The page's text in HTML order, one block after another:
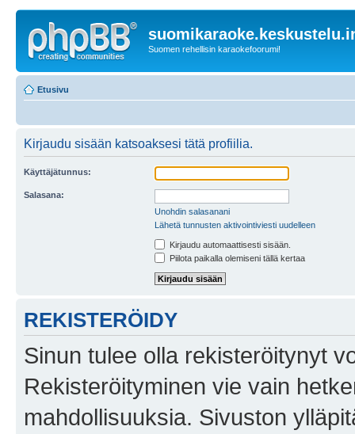
Suomen rehellisin karaokefoorumi!
Etusivu
Kirjaudu sisään katsoaksesi tätä profiilia.
Käyttäjätunnus:
Salasana:
Unohdin salasanani
Lähetä tunnusten aktivointiviesti uudelleen
Kirjaudu automaattisesti sisään.
Piilota paikalla olemiseni tällä kertaa
REKISTERÖIDY
Sinun tulee olla rekisteröitynyt
Rekisteröityminen vie vain
mahdollisuuksia. Sivuston